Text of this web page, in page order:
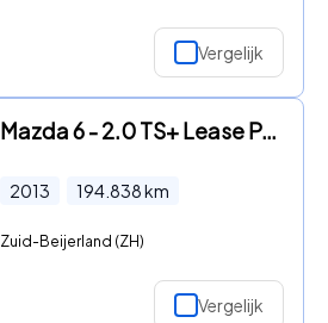
Vergelijk
Mazda 6 - 2.0 TS+ Lease Pack Ecc Navi 2x Pdc Trekhaak 2013
2013 194.838km
Zuid-Beijerland (ZH)
Vergelijk